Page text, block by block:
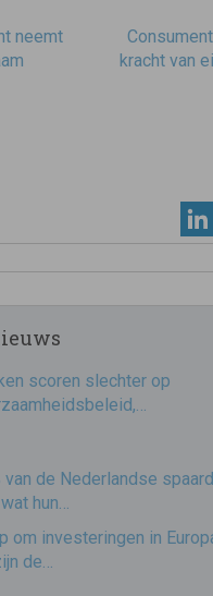
neemt
kracht van
scoren slechter op
van de Nederlandse
hun…
om investeringen in
de…